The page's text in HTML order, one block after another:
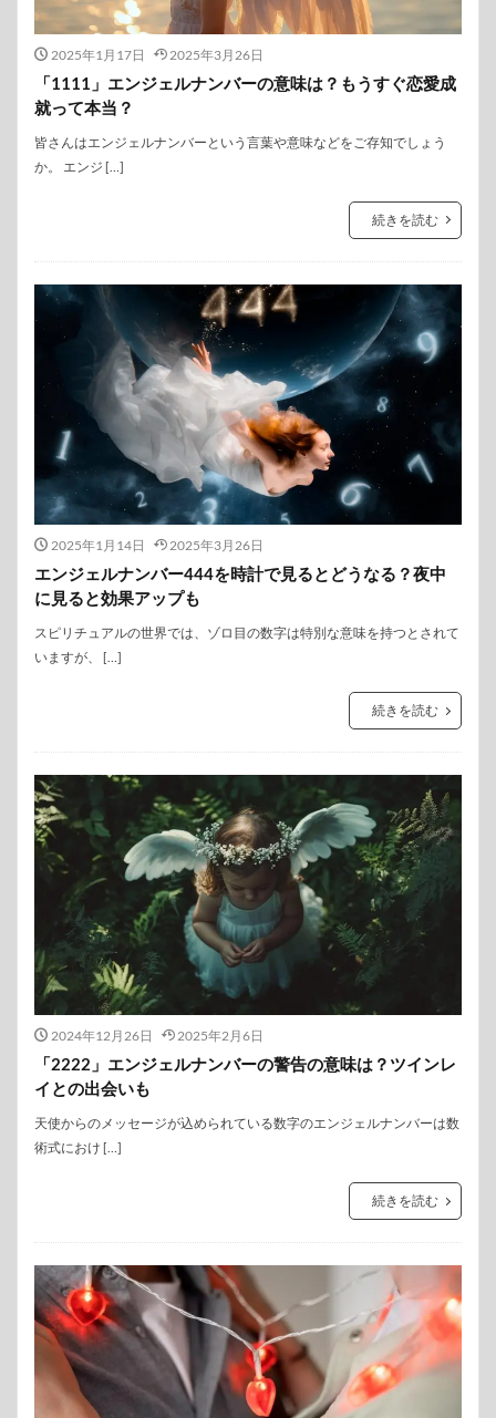
2025年1月17日 2025年3月26日
「1111」エンジェルナンバーの意味は？もうすぐ恋愛成
就って本当？
皆さんはエンジェルナンバーという言葉や意味などをご存知でしょう
か。 エンジ […]
続きを読む
2025年1月14日 2025年3月26日
エンジェルナンバー444を時計で見るとどうなる？夜中
に見ると効果アップも
スピリチュアルの世界では、ゾロ目の数字は特別な意味を持つとされて
いますが、 […]
続きを読む
2024年12月26日 2025年2月6日
「2222」エンジェルナンバーの警告の意味は？ツインレ
イとの出会いも
天使からのメッセージが込められている数字のエンジェルナンバーは数
術式におけ […]
続きを読む